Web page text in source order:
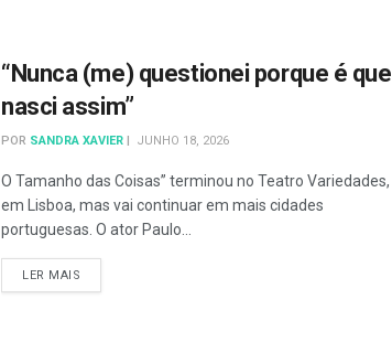
“Nunca (me) questionei porque é que
nasci assim”
POR SANDRA XAVIER JUNHO 18, 2026
O Tamanho das Coisas” terminou no Teatro Variedades,
em Lisboa, mas vai continuar em mais cidades
portuguesas. O ator Paulo...
LER MAIS